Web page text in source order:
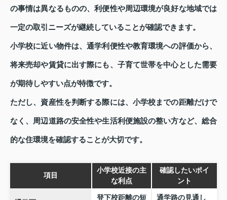
の事情は異なるものの、利便性や周辺環境が良好な地域では
一定の取引ニーズが継続していることが確認できます。
小学校に近い物件は、通学利便性や教育環境への評価から、
将来売却や賃貸に出す際にも、子育て世帯を中心とした需要
が期待しやすい点が特徴です。
ただし、資産性を判断する際には、小学校までの距離だけで
なく、周辺道路の安全性や生活利便施設の整い方など、総合
的な住環境を確認することが大切です。
項目
小学校近接の主
な利点
確認したいポイ
ント
登下校距離の短 通学路の見通し